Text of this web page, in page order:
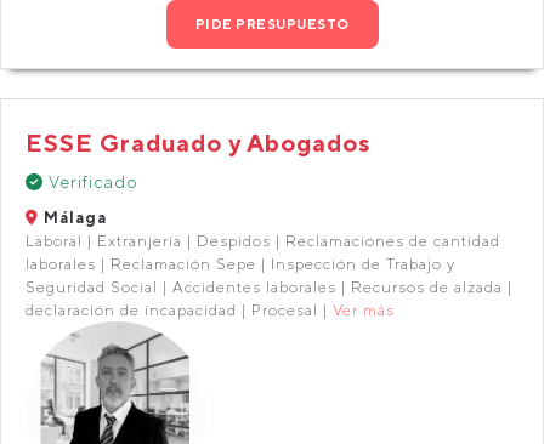
PIDE PRESUPUESTO
ESSE Graduado y Abogados
Verificado
Málaga
Laboral | Extranjería | Despidos | Reclamaciones de cantidad
laborales | Reclamación Sepe | Inspección de Trabajo y
Seguridad Social | Accidentes laborales | Recursos de alzada |
declaración de incapacidad | Procesal | Ver más